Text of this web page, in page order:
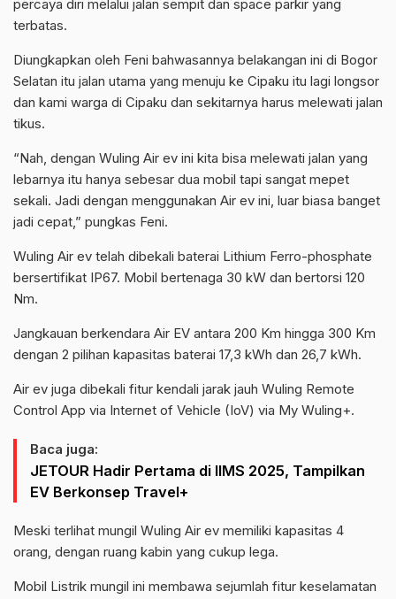
percaya diri melalui jalan sempit dan space parkir yang
terbatas.
Diungkapkan oleh Feni bahwasannya belakangan ini di Bogor
Selatan itu jalan utama yang menuju ke Cipaku itu lagi longsor
dan kami warga di Cipaku dan sekitarnya harus melewati jalan
tikus.
“Nah, dengan Wuling Air ev ini kita bisa melewati jalan yang
lebarnya itu hanya sebesar dua mobil tapi sangat mepet
sekali. Jadi dengan menggunakan Air ev ini, luar biasa banget
jadi cepat,” pungkas Feni.
Wuling Air ev telah dibekali baterai Lithium Ferro-phosphate
bersertifikat IP67. Mobil bertenaga 30 kW dan bertorsi 120
Nm.
Jangkauan berkendara Air EV antara 200 Km hingga 300 Km
dengan 2 pilihan kapasitas baterai 17,3 kWh dan 26,7 kWh.
Air ev juga dibekali fitur kendali jarak jauh Wuling Remote
Control App via Internet of Vehicle (IoV) via My Wuling+.
Baca juga:
JETOUR Hadir Pertama di IIMS 2025, Tampilkan
EV Berkonsep Travel+
Meski terlihat mungil Wuling Air ev memiliki kapasitas 4
orang, dengan ruang kabin yang cukup lega.
Mobil Listrik mungil ini membawa sejumlah fitur keselamatan